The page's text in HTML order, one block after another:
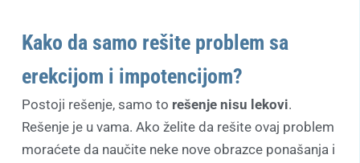
Kako da samo rešite problem sa
erekcijom i impotencijom?
Postoji rešenje, samo to rešenje nisu lekovi.
Rešenje je u vama. Ako želite da rešite ovaj problem
moraćete da naučite neke nove obrazce ponašanja i